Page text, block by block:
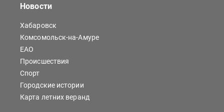
Новости
Хабаровск
Комсомольск-на-Амуре
ЕАО
Происшествия
Спорт
Городские истории
Карта летних веранд